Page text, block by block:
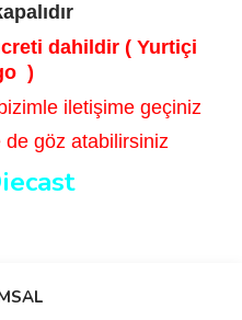
dahildir ( Yurtiçi
)
iletişime geçiniz
göz atabilirsiniz
siz yapın!